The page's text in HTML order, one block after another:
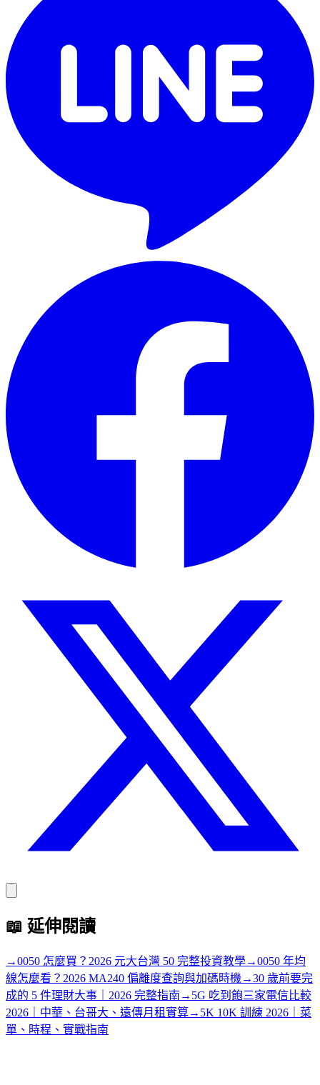
📖 延伸閱讀
→0050 怎麼買？2026 元大台灣 50 完整投資教學→0050 年均
線怎麼看？2026 MA240 偏離度查詢與加碼時機 →30 歲前要完
成的 5 件理財大事｜2026 完整指南 → 5G 吃到飽三家電信比較
2026｜中華、台哥大、遠傳月租實算→ 5K 10K 訓練 2026｜菜
單、時程、實戰指南